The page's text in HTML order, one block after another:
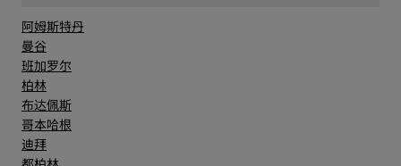
阿姆斯特丹
曼谷
班加罗尔
柏林
布达佩斯
哥本哈根
迪拜